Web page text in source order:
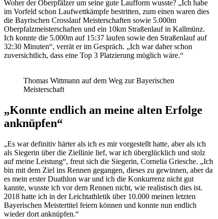
Woher der Oberpfälzer um seine gute Laufform wusste? „Ich habe
im Vorfeld schon Laufwettkämpfe bestritten, zum einen waren dies
die Bayrischen Crosslauf Meisterschaften sowie 5.000m
Oberpfalzmeisterschaften und ein 10km Straßenlauf in Kallmünz.
Ich konnte die 5.000m auf 15:37 laufen sowie den Straßenlauf auf
32:30 Minuten“, verrät er im Gespräch. „Ich war daher schon
zuversichtlich, dass eine Top 3 Platzierung möglich wäre.“
Thomas Wittmann auf dem Weg zur Bayerischen
Meisterschaft
„Konnte endlich an meine alten Erfolge
anknüpfen“
„Es war definitiv härter als ich es mir vorgestellt hatte, aber als ich
als Siegerin über die Ziellinie lief, war ich überglücklich und stolz
auf meine Leistung“, freut sich die Siegerin, Cornelia Griesche. „Ich
bin mit dem Ziel ins Rennen gegangen, dieses zu gewinnen, aber da
es mein erster Duathlon war und ich die Konkurrenz nicht gut
kannte, wusste ich vor dem Rennen nicht, wie realistisch dies ist.
2018 hatte ich in der Leichtathletik über 10.000 meinen letzten
Bayerischen Meistertitel feiern können und konnte nun endlich
wieder dort anknüpfen.“